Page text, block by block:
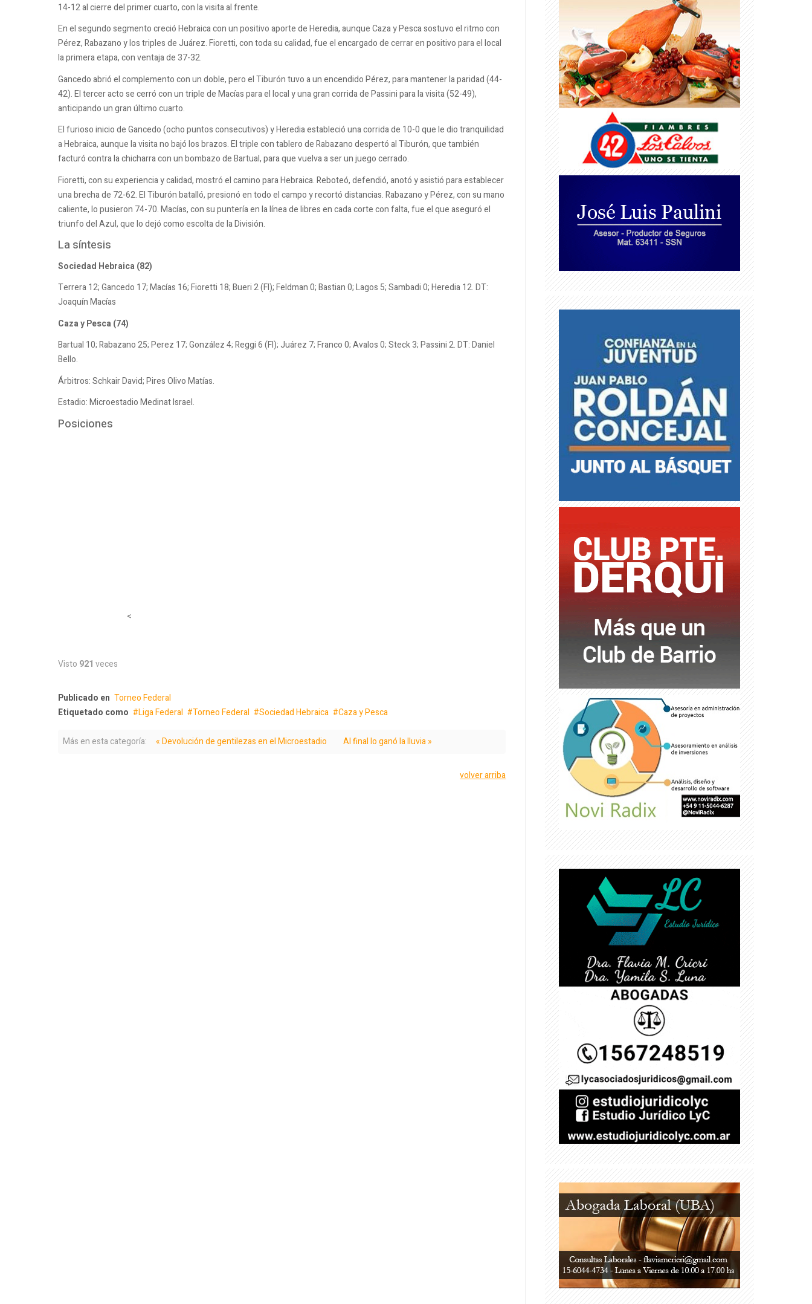
14-12 al cierre del primer cuarto, con la visita al frente.
En el segundo segmento creció Hebraica con un positivo aporte de Heredia, aunque Caza y Pesca sostuvo el ritmo con
Pérez, Rabazano y los triples de Juárez. Fioretti, con toda su calidad, fue el encargado de cerrar en positivo para el local
la primera etapa, con ventaja de 37-32.
Gancedo abrió el complemento con un doble, pero el Tiburón tuvo a un encendido Pérez, para mantener la paridad (44-
42). El tercer acto se cerró con un triple de Macías para el local y una gran corrida de Passini para la visita (52-49),
anticipando un gran último cuarto.
El furioso inicio de Gancedo (ocho puntos consecutivos) y Heredia estableció una corrida de 10-0 que le dio tranquilidad
a Hebraica, aunque la visita no bajó los brazos. El triple con tablero de Rabazano despertó al Tiburón, que también
facturó contra la chicharra con un bombazo de Bartual, para que vuelva a ser un juego cerrado.
Fioretti, con su experiencia y calidad, mostró el camino para Hebraica. Reboteó, defendió, anotó y asistió para establecer
una brecha de 72-62. El Tiburón batalló, presionó en todo el campo y recortó distancias. Rabazano y Pérez, con su mano
caliente, lo pusieron 74-70. Macías, con su puntería en la línea de libres en cada corte con falta, fue el que aseguró el
triunfo del Azul, que lo dejó como escolta de la División.
La síntesis
Sociedad Hebraica (82)
Terrera 12; Gancedo 17; Macías 16; Fioretti 18; Bueri 2 (FI); Feldman 0; Bastian 0; Lagos 5; Sambadi 0; Heredia 12. DT:
Joaquín Macías
Caza y Pesca (74)
Bartual 10; Rabazano 25; Perez 17; González 4; Reggi 6 (FI); Juárez 7; Franco 0; Avalos 0; Steck 3; Passini 2. DT: Daniel
Bello.
Árbitros: Schkair David; Pires Olivo Matías.
Estadio: Microestadio Medinat Israel.
Posiciones
<
Visto 921 veces
Publicado en Torneo Federal
Etiquetado como
Liga Federal Torneo Federal Sociedad Hebraica Caza y Pesca
Más en esta categoría: « Devolución de gentilezas en el Microestadio Al final lo ganó la lluvia »
volver arriba